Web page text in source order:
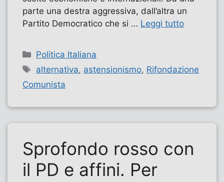
parte una destra aggressiva, dall’altra un
Partito Democratico che si … Leggi tutto
Categorie
Politica Italiana
Tag
alternativa, astensionismo, Rifondazione
Comunista
Sprofondo rosso con
il PD e affini. Per